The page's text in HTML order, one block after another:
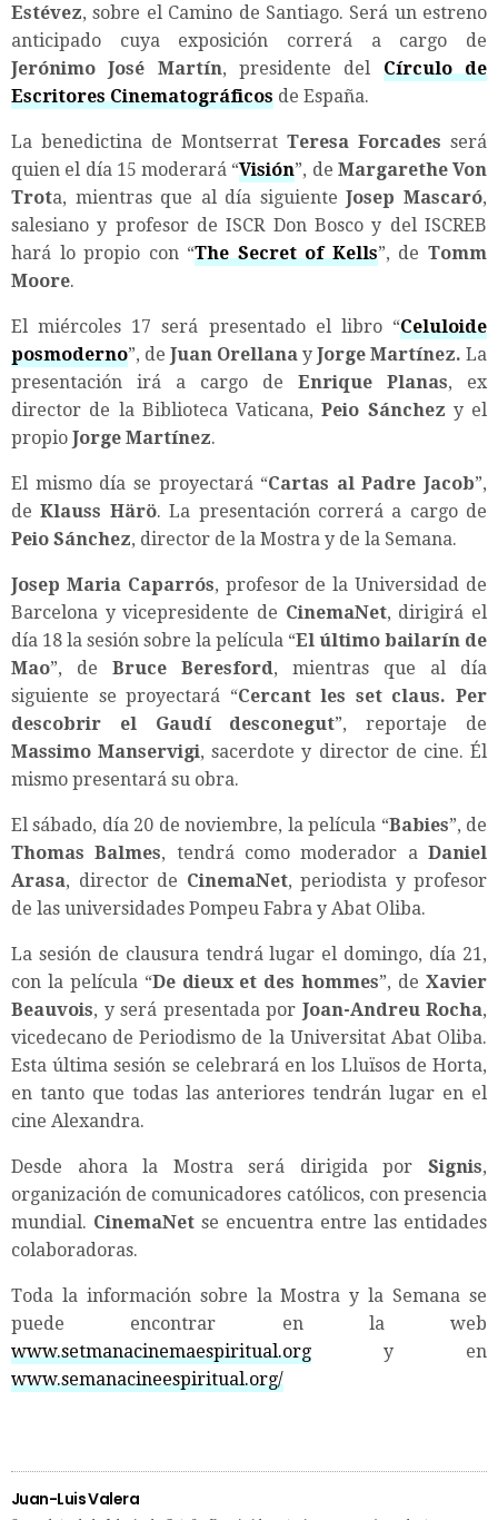
Estévez, sobre el Camino de Santiago. Será un estreno
anticipado cuya exposición correrá a cargo de
Jerónimo José Martín, presidente del Círculo de
Escritores Cinematográficos de España.
La benedictina de Montserrat Teresa Forcades será
quien el día 15 moderará “Visión”, de Margarethe Von
Trota, mientras que al día siguienteJosep Mascaró,
salesiano y profesor de ISCR Don Bosco y del ISCREB
hará lo propio con “The Secret of Kells”, de Tomm
Moore.
El miércoles 17 será presentado el libro “Celuloide
posmoderno”, de Juan Orellana y Jorge Martínez. La
presentación irá a cargo de Enrique Planas, ex
director de la Biblioteca Vaticana,Peio Sánchez y el
propio Jorge Martínez.
El mismo día se proyectará “Cartas al Padre Jacob”,
deKlauss Härö. La presentación correrá a cargo de
Peio Sánchez, director de la Mostra y de la Semana.
Josep Maria Caparrós, profesor de la Universidad de
Barcelona y vicepresidente de CinemaNet, dirigirá el
día 18 la sesión sobre la película “El último bailarín de
Mao”, de Bruce Beresford, mientras que al día
siguiente se proyectará “Cercant les set claus. Per
descobrir el Gaudí desconegut”, reportaje de
Massimo Manservigi, sacerdote y director de cine. Él
mismo presentará su obra.
El sábado, día 20 de noviembre, la película “Babies”, de
Thomas Balmes, tendrá como moderador aDaniel
Arasa, director de CinemaNet, periodista y profesor
de las universidades Pompeu Fabra y Abat Oliba.
La sesión de clausura tendrá lugar el domingo, día 21,
con la película “De dieux et des hommes”, deXavier
Beauvois, y será presentada por Joan-Andreu Rocha,
vicedecano de Periodismo de la Universitat Abat Oliba.
Esta última sesión se celebrará en los Lluïsos de Horta,
en tanto que todas las anteriores tendrán lugar en el
cine Alexandra.
Desde ahora la Mostra será dirigida por Signis,
organización de comunicadores católicos, con presencia
mundial. CinemaNet se encuentra entre las entidades
colaboradoras.
Toda la información sobre la Mostra y la Semana se
puede encontrar en la web
www.setmanacinemaespiritual.org y en
www.semanacineespiritual.org/
Juan-Luis Valera